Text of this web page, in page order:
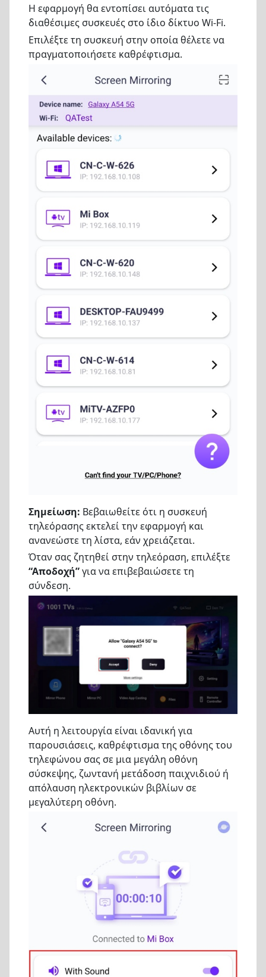
Η εφαρμογή θα εντοπίσει αυτόματα τις
διαθέσιμες συσκευές στο ίδιο δίκτυο Wi-Fi.
Επιλέξτε τη συσκευή στην οποία θέλετε να
πραγματοποιήσετε καθρέφτισμα.
Σημείωση: Βεβαιωθείτε ότι η συσκευή
τηλεόρασης εκτελεί την εφαρμογή και
ανανεώστε τη λίστα, εάν χρειάζεται.
Όταν σας ζητηθεί στην τηλεόραση, επιλέξτε
“Αποδοχή”για να επιβεβαιώσετε τη
σύνδεση.
Αυτή η λειτουργία είναι ιδανική για
παρουσιάσεις, καθρέφτισμα της οθόνης του
τηλεφώνου σας σε μια μεγάλη οθόνη
σύσκεψης, ζωντανή μετάδοση παιχνιδιού ή
απόλαυση ηλεκτρονικών βιβλίων σε
μεγαλύτερη οθόνη.